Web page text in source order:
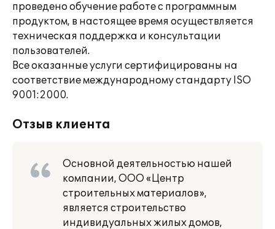
проведено обучение работе с программным
продуктом, в настоящее время осуществляется
техническая поддержка и консультации
пользователей.
Все оказанные услуги сертифицированы на
соответствие международному стандарту ISO
9001:2000.
Отзыв клиента
Основной деятельностью нашей
компании, ООО «Центр
строительных материалов»,
является строительство
индивидуальных жилых домов,